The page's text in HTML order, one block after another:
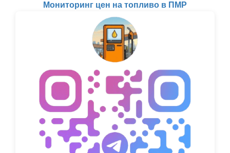
Мониторинг цен на топливо в ПМР